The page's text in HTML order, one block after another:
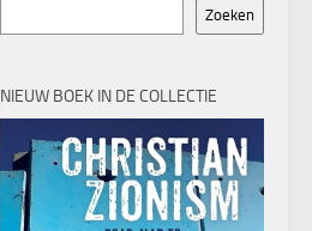
Zoeken
NIEUW BOEK IN DE COLLECTIE